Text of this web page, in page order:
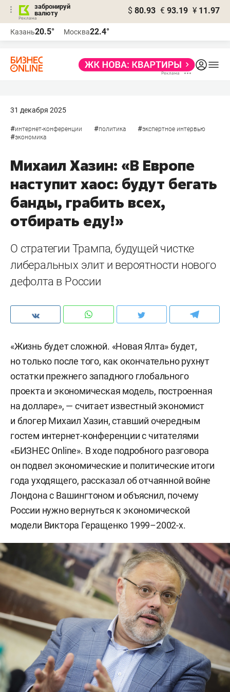
забронируй
валюту
$ 80.93 € 93.19 ¥ 11.97
Казань20.5° Москва22.4°
31 декабря 2025
#интернет-конференции #политика #экспертное интервью
#экономика
Михаил Хазин: «В Европе
наступит хаос: будут бегать
банды, грабить всех,
отбирать еду!»
О стратегии Трампа, будущей чистке
либеральных элит и вероятности нового
дефолта в России
«Жизнь будет сложной. «Новая Ялта» будет,
но только после того, как окончательно рухнут
остатки прежнего западного глобального
проекта и экономическая модель, построенная
на долларе», — считает известный экономист
и блогер Михаил Хазин, ставший очередным
гостем интернет-конференции с читателями
«БИЗНЕС Online». В ходе подробного разговора
он подвел экономические и политические итоги
года уходящего, рассказал об отчаянной войне
Лондона с Вашингтоном и объяснил, почему
России нужно вернуться к экономической
модели Виктора Геращенко 1999–2002-х.